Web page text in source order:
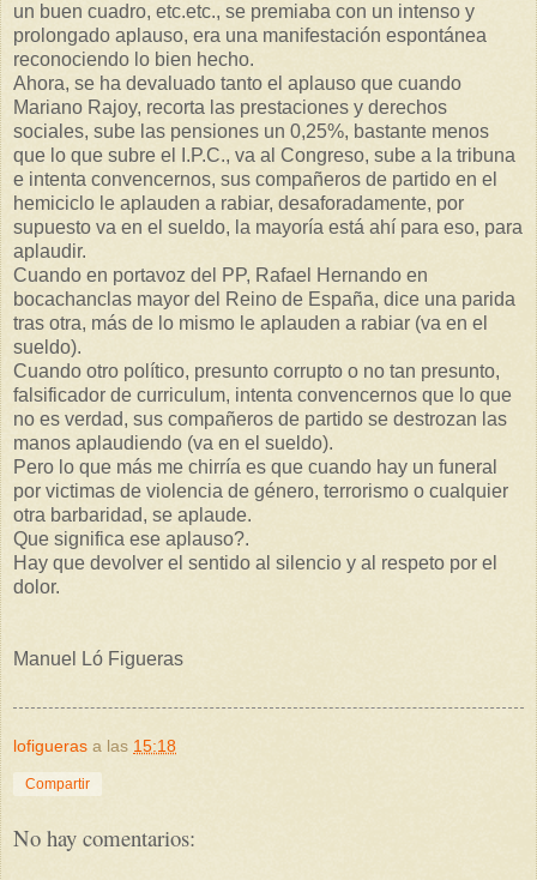
un buen cuadro, etc.etc., se premiaba con un intenso y
prolongado aplauso, era una manifestación espontánea
reconociendo lo bien hecho.
Ahora, se ha devaluado tanto el aplauso que cuando
Mariano Rajoy, recorta las prestaciones y derechos
sociales, sube las pensiones un 0,25%, bastante menos
que lo que subre el I.P.C., va al Congreso, sube a la tribuna
e intenta convencernos, sus compañeros de partido en el
hemiciclo le aplauden a rabiar, desaforadamente, por
supuesto va en el sueldo, la mayoría está ahí para eso, para
aplaudir.
Cuando en portavoz del PP, Rafael Hernando en
bocachanclas mayor del Reino de España, dice una parida
tras otra, más de lo mismo le aplauden a rabiar (va en el
sueldo).
Cuando otro político, presunto corrupto o no tan presunto,
falsificador de curriculum, intenta convencernos que lo que
no es verdad, sus compañeros de partido se destrozan las
manos aplaudiendo (va en el sueldo).
Pero lo que más me chirría es que cuando hay un funeral
por victimas de violencia de género, terrorismo o cualquier
otra barbaridad, se aplaude.
Que significa ese aplauso?.
Hay que devolver el sentido al silencio y al respeto por el
dolor.
Manuel Ló Figueras
lofigueras a las 15:18
Compartir
No hay comentarios: